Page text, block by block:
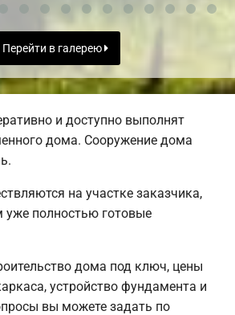
Перейти в галерею
и доступно выполнят
дома. Сооружение дома
на участке заказчика,
уже полностью готовые
дома под ключ, цены
устройство фундамента и
вы можете задать по